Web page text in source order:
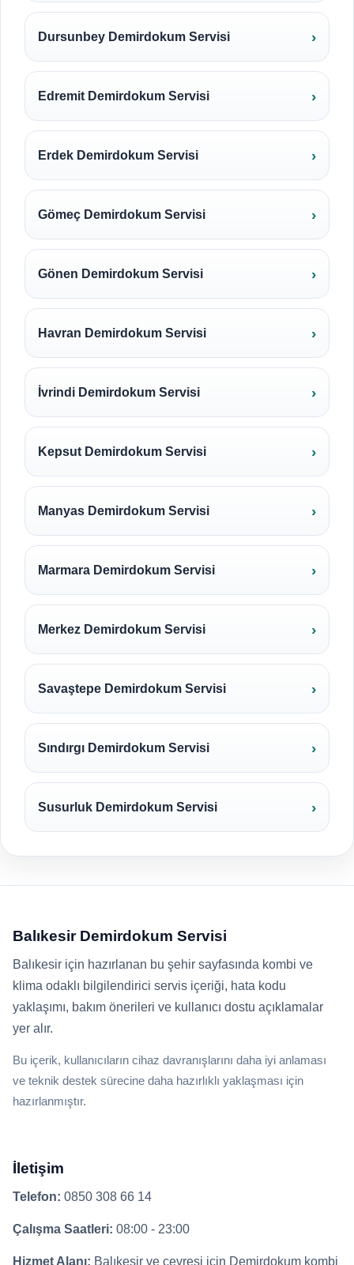
Dursunbey Demirdokum Servisi
Edremit Demirdokum Servisi
Erdek Demirdokum Servisi
Gömeç Demirdokum Servisi
Gönen Demirdokum Servisi
Havran Demirdokum Servisi
İvrindi Demirdokum Servisi
Kepsut Demirdokum Servisi
Manyas Demirdokum Servisi
Marmara Demirdokum Servisi
Merkez Demirdokum Servisi
Savaştepe Demirdokum Servisi
Sındırgı Demirdokum Servisi
Susurluk Demirdokum Servisi
Balıkesir Demirdokum Servisi
Balıkesir için hazırlanan bu şehir sayfasında kombi ve
klima odaklı bilgilendirici servis içeriği, hata kodu
yaklaşımı, bakım önerileri ve kullanıcı dostu açıklamalar
yer alır.
Bu içerik, kullanıcıların cihaz davranışlarını daha iyi anlaması
ve teknik destek sürecine daha hazırlıklı yaklaşması için
hazırlanmıştır.
İletişim
Telefon: 0850 308 66 14
Çalışma Saatleri: 08:00 - 23:00
Hizmet Alanı: Balıkesir ve çevresi için Demirdokum kombi